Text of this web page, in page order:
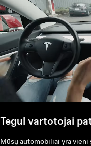
Mūsų automobiliai yra vieni
Tegul vartotojai